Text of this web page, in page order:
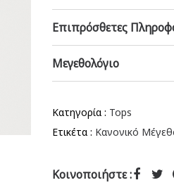
C
23202T
Nero
ποσότητα
Επιπρόσθετες
Μεγεθολόγιο
Κατηγορία : Tops
Ετικέτα : Κανονικό
Κοινοποιήστε :